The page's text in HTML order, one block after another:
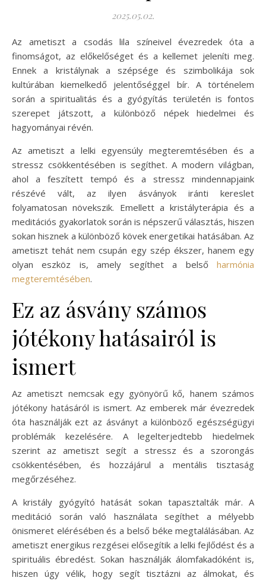
2025.05.02.
Az ametiszt a csodás lila színeivel évezredek óta a
finomságot, az előkelőséget és a kellemet jeleníti meg.
Ennek a kristálynak a szépsége és szimbolikája sok
kultúrában kiemelkedő jelentőséggel bír. A történelem
során a spiritualitás és a gyógyítás területén is fontos
szerepet játszott, a különböző népek hiedelmei és
hagyományai révén.
Az ametiszt a lelki egyensúly megteremtésében és a
stressz csökkentésében is segíthet. A modern világban,
ahol a feszített tempó és a stressz mindennapjaink
részévé vált, az ilyen ásványok iránti kereslet
folyamatosan növekszik. Emellett a kristályterápia és a
meditációs gyakorlatok során is népszerű választás, hiszen
sokan hisznek a különböző kövek energetikai hatásában. Az
ametiszt tehát nem csupán egy szép ékszer, hanem egy
olyan eszköz is, amely segíthet a belső harmónia
megteremtésében.
Ez az ásvány számos
jótékony hatásairól is
ismert
Az ametiszt nemcsak egy gyönyörű kő, hanem számos
jótékony hatásáról is ismert. Az emberek már évezredek
óta használják ezt az ásványt a különböző egészségügyi
problémák kezelésére. A legelterjedtebb hiedelmek
szerint az ametiszt segít a stressz és a szorongás
csökkentésében, és hozzájárul a mentális tisztaság
megőrzéséhez.
A kristály gyógyító hatását sokan tapasztalták már. A
meditáció során való használata segíthet a mélyebb
önismeret elérésében és a belső béke megtalálásában. Az
ametiszt energikus rezgései elősegítik a lelki fejlődést és a
spirituális ébredést. Sokan használják álomfakadóként is,
hiszen úgy vélik, hogy segít tisztázni az álmokat, és